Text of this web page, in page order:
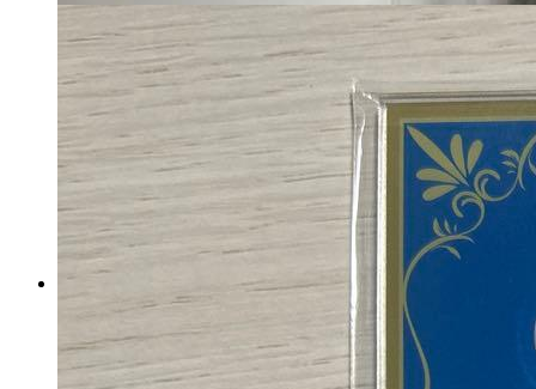
aespa MY-J ファンクラブ ス
ペシャルキット カリナ
マイストア在庫：